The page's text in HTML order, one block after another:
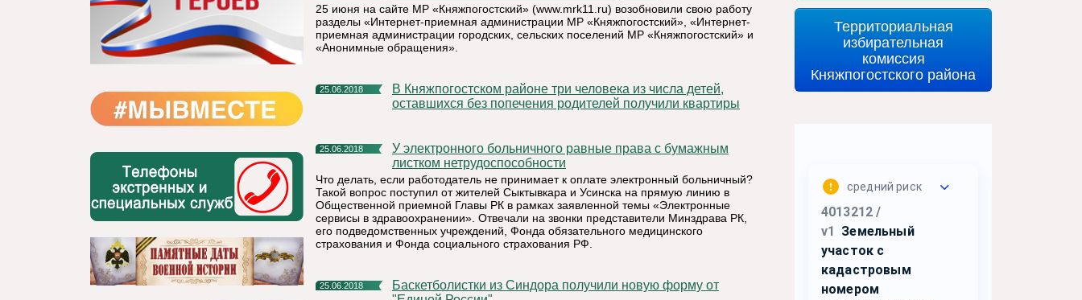
25 июня на сайте МР «Княжпогостский» (www.mrk11.ru) возобновили свою работу
разделы «Интернет-приемная администрации МР «Княжпогостский», «Интернет-
приемная администрации городских, сельских поселений МР «Княжпогостский» и
«Анонимные обращения».
25.06.2018
В Княжпогостском районе три человека из числа детей,
оставшихся без попечения родителей получили квартиры
25.06.2018
У электронного больничного равные права с бумажным
листком нетрудоспособности
Что делать, если работодатель не принимает к оплате электронный больничный?
Такой вопрос поступил от жителей Сыктывкара и Усинска на прямую линию в
Общественной приемной Главы РК в рамках заявленной темы «Электронные
сервисы в здравоохранении». Отвечали на звонки представители Минздрава РК,
его подведомственных учреждений, Фонда обязательного медицинского
страхования и Фонда социального страхования РФ.
25.06.2018
Баскетболистки из Синдора получили новую форму от
Территориальная
избирательная
комиссия
Княжпогостского района